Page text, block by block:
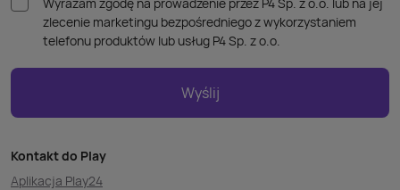
zlecenie marketingu bezpośredniego z wykorzystaniem
telefonu produktów lub usług P4 Sp. z o.o.
Wyślij
Kontakt do Play
Aplikacja Play24